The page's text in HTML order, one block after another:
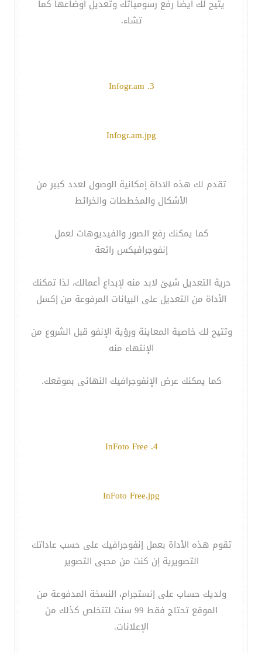
يتيح لك أيضاً رفع رسومياتك وتعديل أوضاعها كما
تشاء.
3. Infogr.am
Infogr.am.jpg
تقدم لك هذه الاداة إمكانية الوصول لعدد كبير من
الأشكال والمخططات والخرائط
كما يمكنك رفع الصور والفيديوهات لعمل
إنفوجرافيكس رائعة
حرية التعديل شيئ لابد منه لإبداع أعمالك، لذا تمكنك
الأداة من التعديل على البيانات المرفوعة من إكسل
وتتيح لك خاصية المعاينة ورؤية الإنفو قبل الشروع من
الإنتهاء منه
كما يمكنك عرض الإنفوجرافيك النهائى بموقعك.
4. InFoto Free
InFoto Free.jpg
تقوم هذه الأداة بعمل إنفوجرافيك على حسب عاداتك
التصويرية إن كنت من محبى التصوير
ولديك حساب على إنستجرام، النسخة المدفوعة من
الموقع تحتاج فقط 99 سنت لتتخلص كذلك من
الإعلانات.